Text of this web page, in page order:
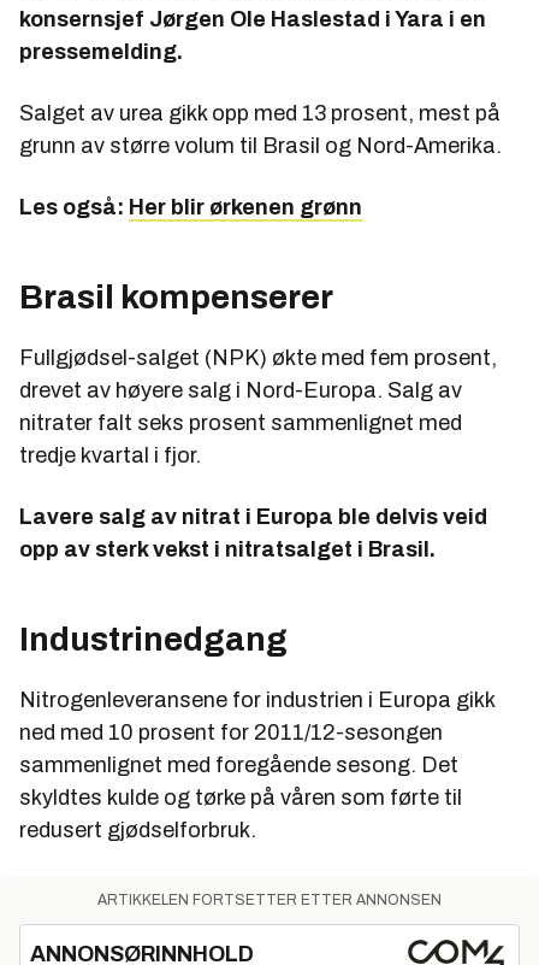
konsernsjef Jørgen Ole Haslestad i Yara i en
pressemelding.
Salget av urea gikk opp med 13 prosent, mest på
grunn av større volum til Brasil og Nord-Amerika.
Les også: Her blir ørkenen grønn
Brasil kompenserer
Fullgjødsel-salget (NPK) økte med fem prosent,
drevet av høyere salg i Nord-Europa. Salg av
nitrater falt seks prosent sammenlignet med
tredje kvartal i fjor.
Lavere salg av nitrat i Europa ble delvis veid
opp av sterk vekst i nitratsalget i Brasil.
Industrinedgang
Nitrogenleveransene for industrien i Europa gikk
ned med 10 prosent for 2011/12-sesongen
sammenlignet med foregående sesong. Det
skyldtes kulde og tørke på våren som førte til
redusert gjødselforbruk.
ARTIKKELEN FORTSETTER ETTER ANNONSEN
ANNONSØRINNHOLD